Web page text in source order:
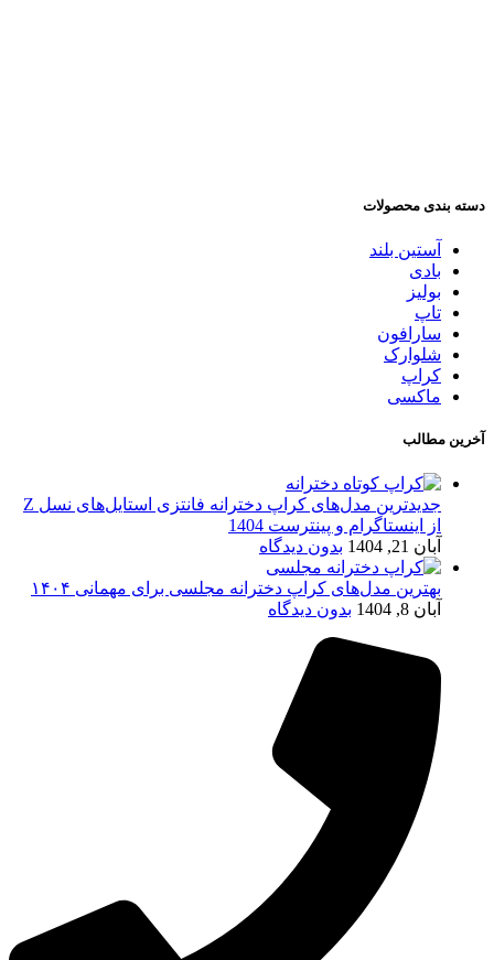
دسته بندی محصولات
آستین بلند
بادی
بولیز
تاپ
سارافون
شلوارک
کراپ
ماکسی
آخرین مطالب
جدیدترین مدل‌های کراپ دخترانه فانتزی استایل‌های نسل Z
از اینستاگرام و پینترست 1404
آبان 21, 1404
بدون دیدگاه
بهترین مدل‌های کراپ دخترانه مجلسی برای مهمانی ۱۴۰۴
آبان 8, 1404
بدون دیدگاه